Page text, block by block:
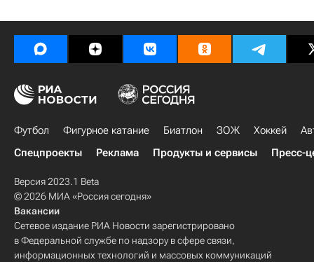
Футбол Фигурное катание Биатлон ЗОЖ Хоккей
Спецпроекты
Реклама Продукты и сервисы Пресс-
Версия 2023.1 Beta
© 2026 МИА «Россия сегодня»
Вакансии
Сетевое издание РИА Новости зарегистрировано
в Федеральной службе по надзору в сфере связи,
информационных технологий и массовых коммуникаций